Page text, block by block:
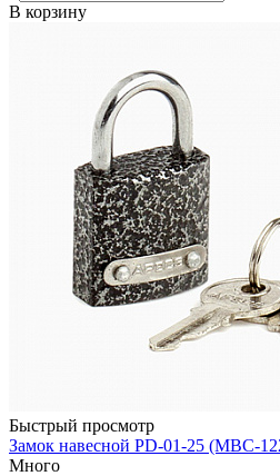
В корзину
Быстрый просмотр
Замок навесной PD-01-25 (МВС-
Много